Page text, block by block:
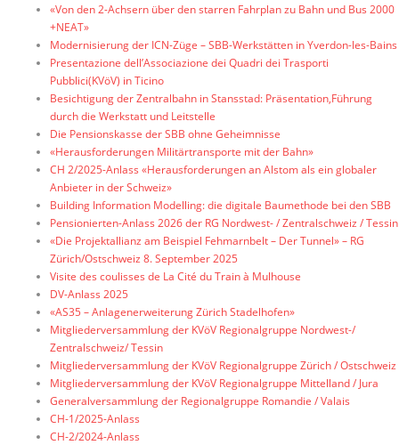
«Von den 2-Achsern über den starren Fahrplan zu Bahn und Bus 2000
+NEAT»
Modernisierung der ICN-Züge – SBB-Werkstätten in Yverdon-les-Bains
Presentazione dell’Associazione dei Quadri dei Trasporti
Pubblici(KVöV) in Ticino
Besichtigung der Zentralbahn in Stansstad: Präsentation,Führung
durch die Werkstatt und Leitstelle
Die Pensionskasse der SBB ohne Geheimnisse
«Herausforderungen Militärtransporte mit der Bahn»
CH 2/2025-Anlass «Herausforderungen an Alstom als ein globaler
Anbieter in der Schweiz»
Building Information Modelling: die digitale Baumethode bei den SBB
Pensionierten-Anlass 2026 der RG Nordwest- / Zentralschweiz / Tessin
«Die Projektallianz am Beispiel Fehmarnbelt – Der Tunnel» – RG
Zürich/Ostschweiz 8. September 2025
Visite des coulisses de La Cité du Train à Mulhouse
DV-Anlass 2025
«AS35 – Anlagenerweiterung Zürich Stadelhofen»
Mitgliederversammlung der KVöV Regionalgruppe Nordwest-/
Zentralschweiz/ Tessin
Mitgliederversammlung der KVöV Regionalgruppe Zürich / Ostschweiz
Mitgliederversammlung der KVöV Regionalgruppe Mittelland / Jura
Generalversammlung der Regionalgruppe Romandie / Valais
CH-1/2025-Anlass
CH-2/2024-Anlass